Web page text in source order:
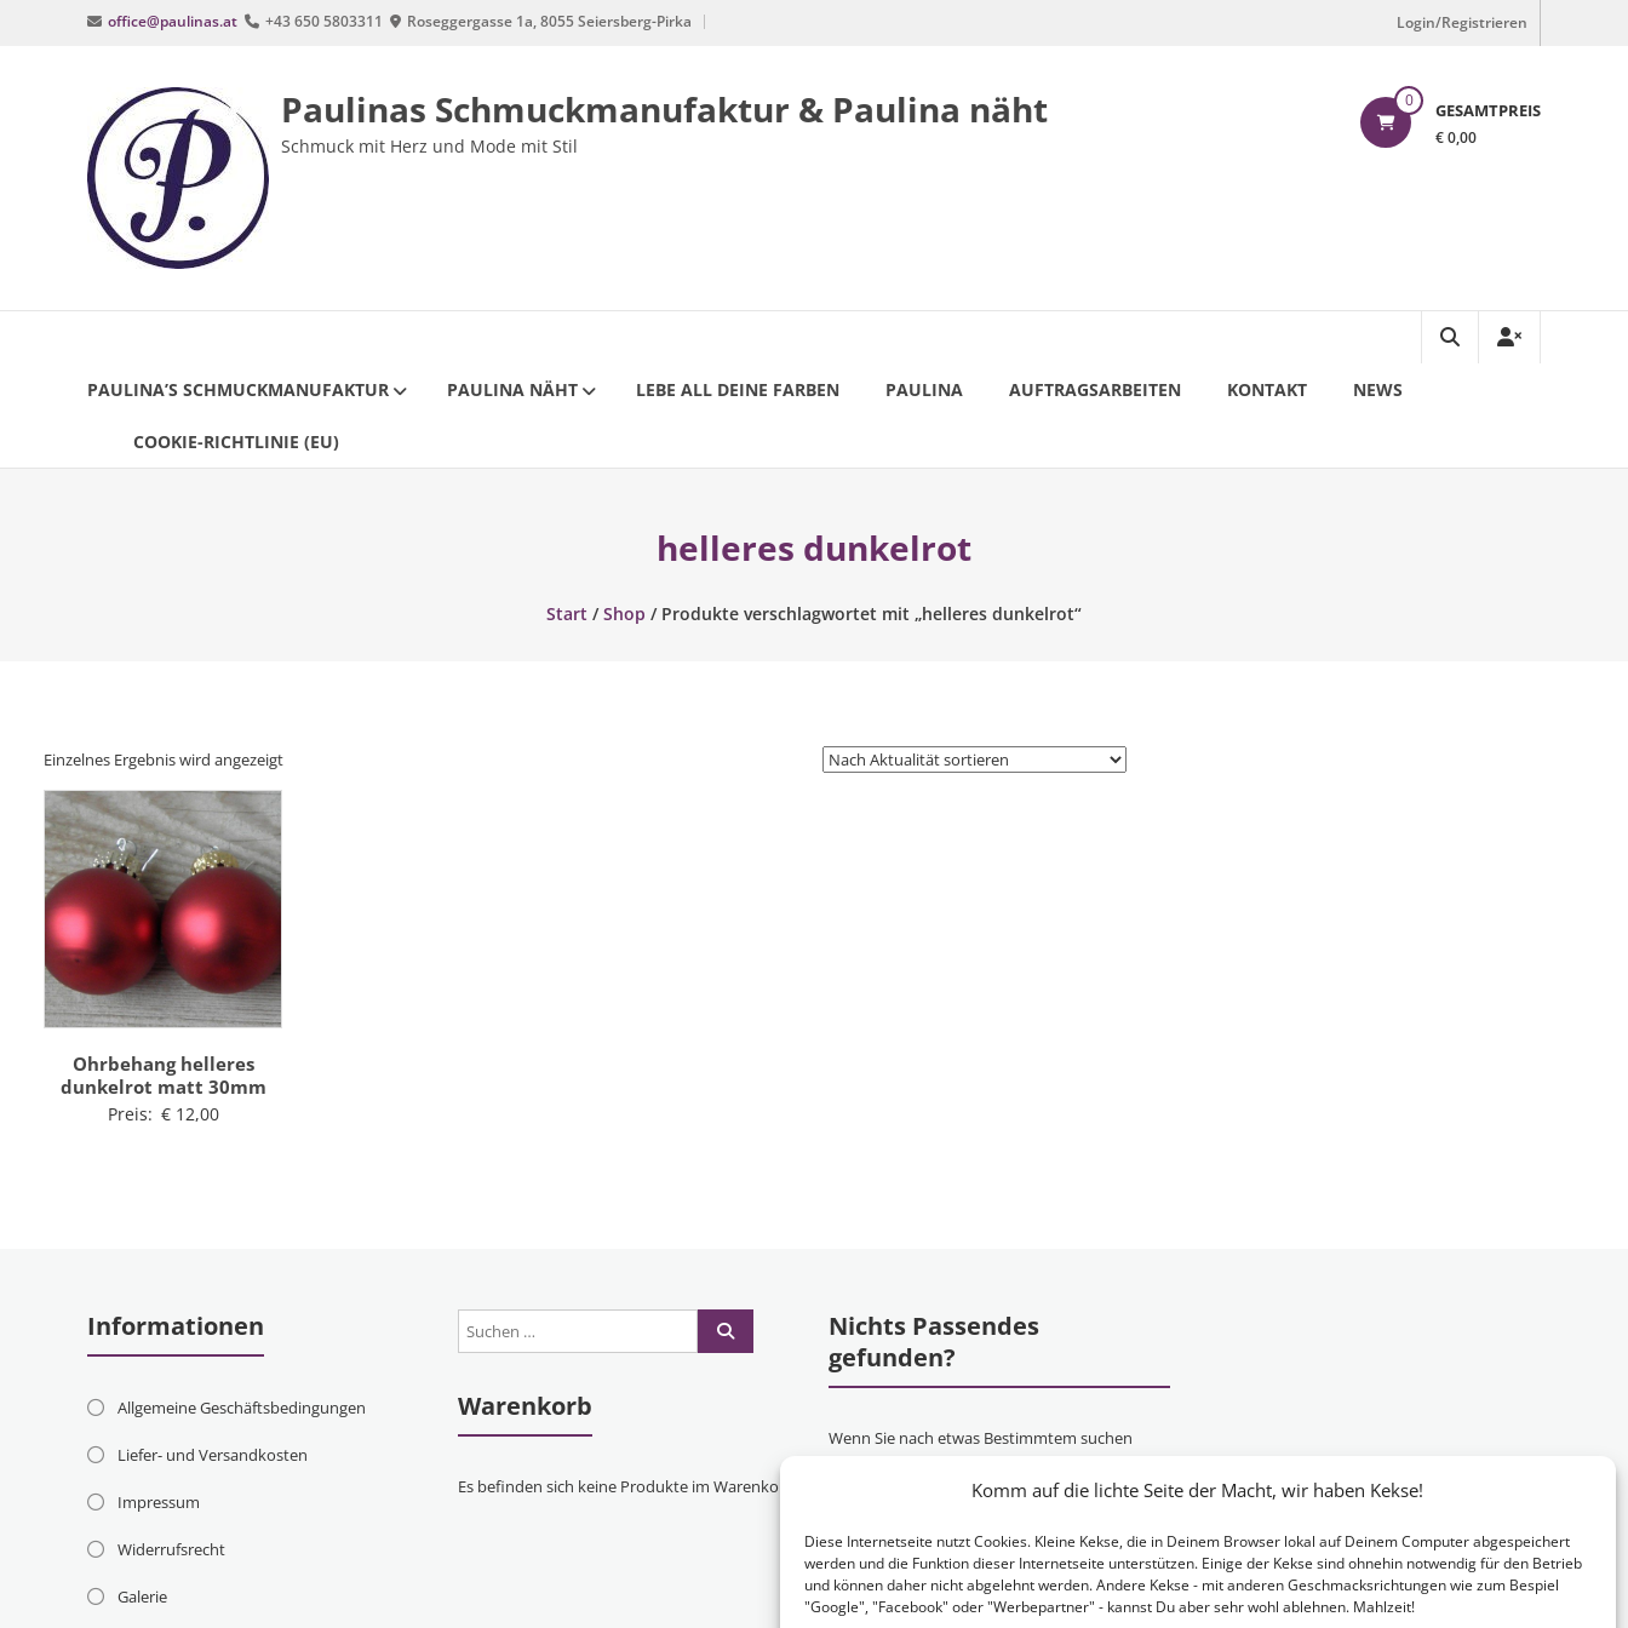
Komm auf die lichte Seite der Macht, wir haben Kekse!
Diese Internetseite nutzt Cookies. Kleine Kekse, die in Deinem Browser lokal auf Deinem Computer abgespeichert
werden und die Funktion dieser Internetseite unterstützen. Einige der Kekse sind ohnehin notwendig für den Betrieb
und können daher nicht abgelehnt werden. Andere Kekse - mit anderen Geschmacksrichtungen wie zum Bespiel
"Google", "Facebook" oder "Werbepartner" - kannst Du aber sehr wohl ablehnen. Mahlzeit!
office@paulinas.at +43 650 5803311 Roseggergasse 1a, 8055 Seiersberg-Pirka Login/Registrieren
Paulinas Schmuckmanufaktur & Paulina näht
Schmuck mit Herz und Mode mit Stil
0 GESAMTPREIS
€ 0,00
PAULINA’S SCHMUCKMANUFAKTUR PAULINA NÄHT LEBE ALL DEINE FARBEN PAULINA AUFTRAGSARBEITEN KONTAKT NEWS
COOKIE-RICHTLINIE (EU)
helleres dunkelrot
Start /Shop / Produkte verschlagwortet mit „helleres dunkelrot“
Einzelnes Ergebnis wird angezeigt
Ohrbehang helleres
dunkelrot matt 30mm
Preis: €12,00
Informationen
Allgemeine Geschäftsbedingungen
Liefer- und Versandkosten
Impressum
Widerrufsrecht
Galerie
Warenkorb
Es befinden sich keine Produkte im Warenkorb.
Nichts Passendes
gefunden?
Wenn Sie nach etwas Bestimmtem suchen
entsprechend anfertigen lassen möchten,